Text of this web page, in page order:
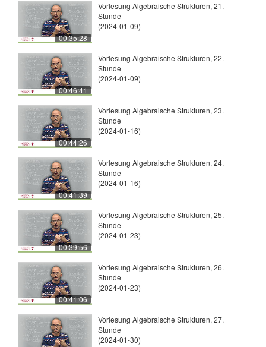
00:35:28
Vorlesung Algebraische Strukturen, 21.
Stunde
(2024-01-09)
00:46:41
Vorlesung Algebraische Strukturen, 22.
Stunde
(2024-01-09)
00:44:26
Vorlesung Algebraische Strukturen, 23.
Stunde
(2024-01-16)
00:41:39
Vorlesung Algebraische Strukturen, 24.
Stunde
(2024-01-16)
00:39:56
Vorlesung Algebraische Strukturen, 25.
Stunde
(2024-01-23)
00:41:06
Vorlesung Algebraische Strukturen, 26.
Stunde
(2024-01-23)
Vorlesung Algebraische Strukturen, 27.
Stunde
(2024-01-30)